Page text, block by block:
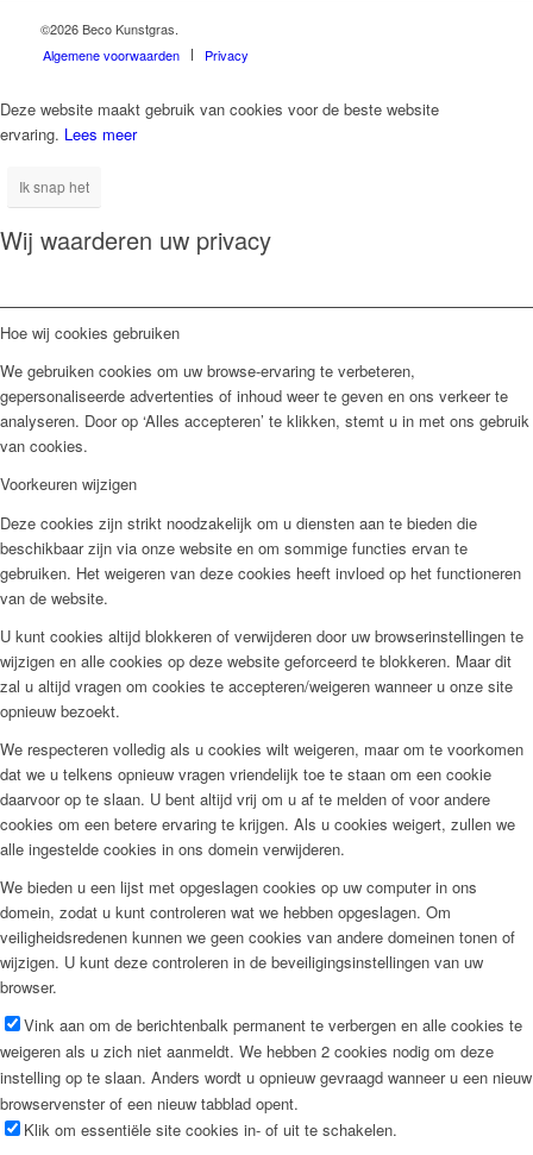
©2026 Beco Kunstgras.
Algemene voorwaarden
Privacy
Deze website maakt gebruik van cookies voor de beste website
ervaring. Lees meer
Ik snap het
Wij waarderen uw privacy
Hoe wij cookies gebruiken
We gebruiken cookies om uw browse-ervaring te verbeteren,
gepersonaliseerde advertenties of inhoud weer te geven en ons verkeer te
analyseren. Door op ‘Alles accepteren’ te klikken, stemt u in met ons gebruik
van cookies.
Voorkeuren wijzigen
Deze cookies zijn strikt noodzakelijk om u diensten aan te bieden die
beschikbaar zijn via onze website en om sommige functies ervan te
gebruiken. Het weigeren van deze cookies heeft invloed op het functioneren
van de website.
U kunt cookies altijd blokkeren of verwijderen door uw browserinstellingen te
wijzigen en alle cookies op deze website geforceerd te blokkeren. Maar dit
zal u altijd vragen om cookies te accepteren/weigeren wanneer u onze site
opnieuw bezoekt.
We respecteren volledig als u cookies wilt weigeren, maar om te voorkomen
dat we u telkens opnieuw vragen vriendelijk toe te staan om een cookie
daarvoor op te slaan. U bent altijd vrij om u af te melden of voor andere
cookies om een betere ervaring te krijgen. Als u cookies weigert, zullen we
alle ingestelde cookies in ons domein verwijderen.
We bieden u een lijst met opgeslagen cookies op uw computer in ons
domein, zodat u kunt controleren wat we hebben opgeslagen. Om
veiligheidsredenen kunnen we geen cookies van andere domeinen tonen of
wijzigen. U kunt deze controleren in de beveiligingsinstellingen van uw
browser.
Vink aan om de berichtenbalk permanent te verbergen en alle cookies te
weigeren als u zich niet aanmeldt. We hebben 2 cookies nodig om deze
instelling op te slaan. Anders wordt u opnieuw gevraagd wanneer u een nieuw
browservenster of een nieuw tabblad opent.
Klik om essentiële site cookies in- of uit te schakelen.